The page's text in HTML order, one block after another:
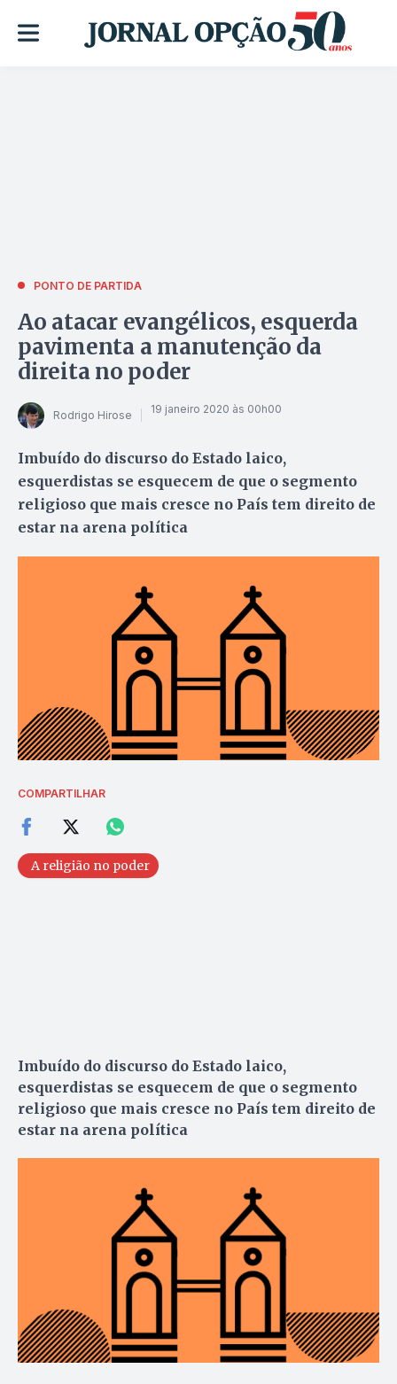
PONTO DE PARTIDA
Ao atacar evangélicos, esquerda
pavimenta a manutenção da
direita no poder
Rodrigo Hirose 19 janeiro 2020 às 00h00
Imbuído do discurso do Estado laico,
esquerdistas se esquecem de que o segmento
religioso que mais cresce no País tem direito de
estar na arena política
COMPARTILHAR
A religião no poder
Imbuído do discurso do Estado laico,
esquerdistas se esquecem de que o segmento
religioso que mais cresce no País tem direito de
estar na arena política